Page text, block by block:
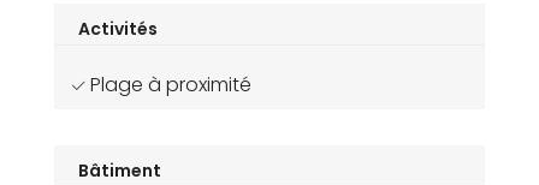
Activités
Plage à proximité
Bâtiment